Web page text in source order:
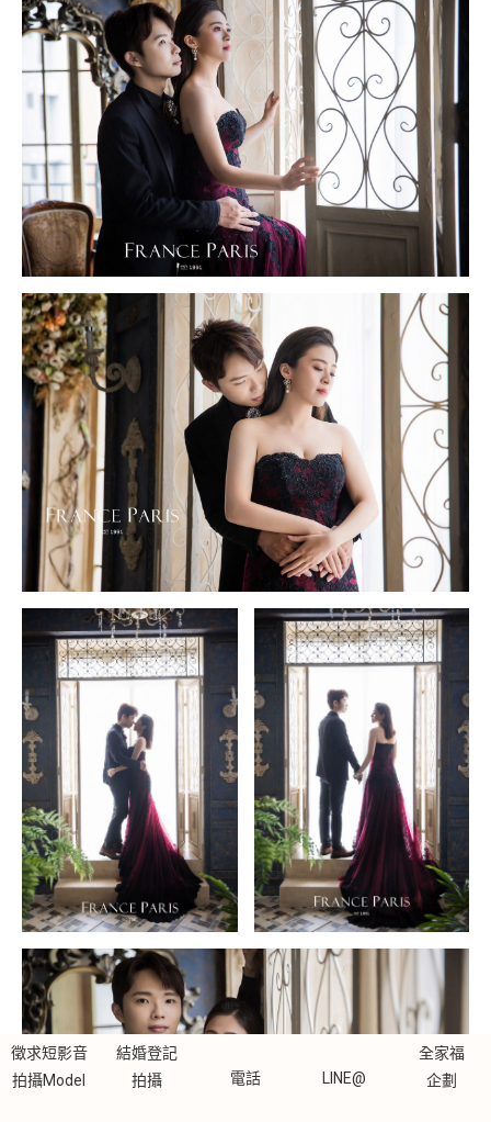
徵求短影音
拍攝Model
結婚登記
拍攝
電話 LINE@
全家福
企劃